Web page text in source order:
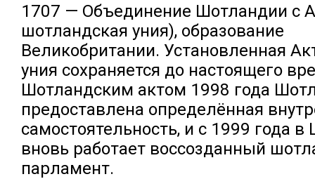
1707 — Объединение Шотландии с
шотландская уния), образование
Великобритании. Установленная
уния сохраняется до настоящего
Шотландским актом 1998 года
предоставлена определённая
самостоятельность, и с 1999 года
вновь работает воссозданный
парламент.